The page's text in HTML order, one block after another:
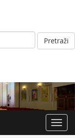
Pretraži: